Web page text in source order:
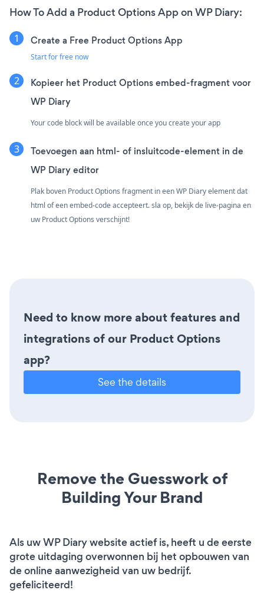
How To Add a Product Options App on WP Diary:
Create a Free Product Options App
Start for free now
Kopieer het Product Options embed-fragment voor
WP Diary
Your code block will be available once you create your app
Toevoegen aan html- of insluitcode-element in de
WP Diary editor
Plak boven Product Options fragment in een WP Diary element dat
html of een embed-code accepteert. sla op, bekijk de live-pagina en
uw Product Options verschijnt!
Need to know more about features and
integrations of our Product Options
app?
See the details
Remove the Guesswork of
Building Your Brand
Als uw WP Diary website actief is, heeft u de eerste
grote uitdaging overwonnen bij het opbouwen van
de online aanwezigheid van uw bedrijf.
gefeliciteerd!